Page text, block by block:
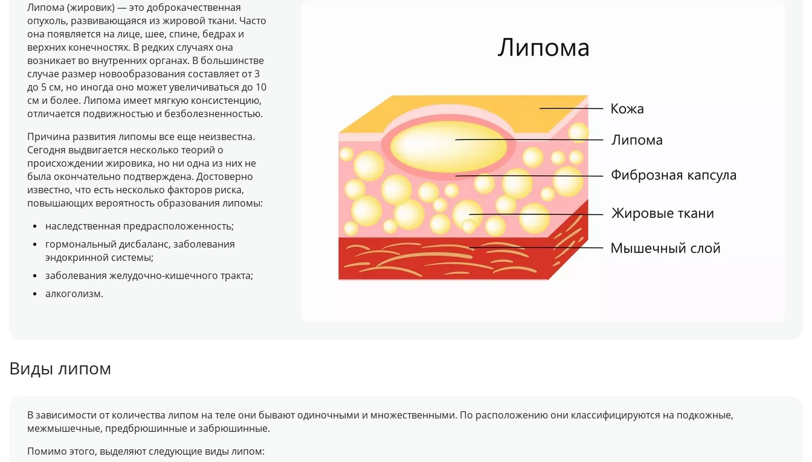
Липома (жировик) — это доброкачественная
опухоль, развивающаяся из жировой ткани. Часто
она появляется на лице, шее, спине, бедрах и
верхних конечностях. В редких случаях она
возникает во внутренних органах. В большинстве
случае размер новообразования составляет от 3
до 5 см, но иногда оно может увеличиваться до 10
см и более. Липома имеет мягкую консистенцию,
отличается подвижностью и безболезненностью.
Причина развития липомы все еще неизвестна.
Сегодня выдвигается несколько теорий о
происхождении жировика, но ни одна из них не
была окончательно подтверждена. Достоверно
известно, что есть несколько факторов риска,
повышающих вероятность образования липомы:
наследственная предрасположенность;
гормональный дисбаланс, заболевания
эндокринной системы;
заболевания желудочно-кишечного тракта;
алкоголизм.
Виды липом
В зависимости от количества липом на теле они бывают одиночными и множественными. По расположению они классифицируются на подкожные,
межмышечные, предбрюшинные и забрюшинные.
Помимо этого, выделяют следующие виды липом: